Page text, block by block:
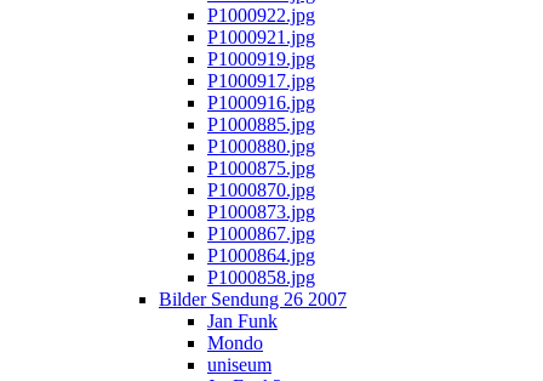
P1000922.jpg
P1000921.jpg
P1000919.jpg
P1000917.jpg
P1000916.jpg
P1000885.jpg
P1000880.jpg
P1000875.jpg
P1000870.jpg
P1000873.jpg
P1000867.jpg
P1000864.jpg
P1000858.jpg
Bilder Sendung 26 2007
Jan Funk
Mondo
uniseum